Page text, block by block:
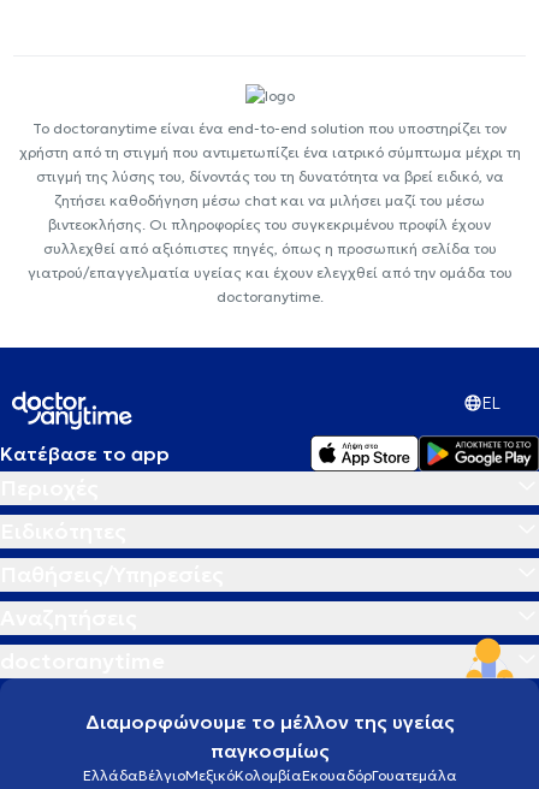
Το doctoranytime είναι ένα end-to-end solution που υποστηρίζει τον
χρήστη από τη στιγμή που αντιμετωπίζει ένα ιατρικό σύμπτωμα μέχρι τη
στιγμή της λύσης του, δίνοντάς του τη δυνατότητα να βρεί ειδικό, να
ζητήσει καθοδήγηση μέσω chat και να μιλήσει μαζί του μέσω
βιντεοκλήσης. Οι πληροφορίες του συγκεκριμένου προφίλ έχουν
συλλεχθεί από αξιόπιστες πηγές, όπως η προσωπική σελίδα του
γιατρού/επαγγελματία υγείας και έχουν ελεγχθεί από την ομάδα του
doctoranytime.
EL
Κατέβασε το app
Διαμορφώνουμε το μέλλον της υγείας
παγκοσμίως
ΕλλάδαΒέλγιοΜεξικόΚολομβίαΕκουαδόρΓουατεμάλα